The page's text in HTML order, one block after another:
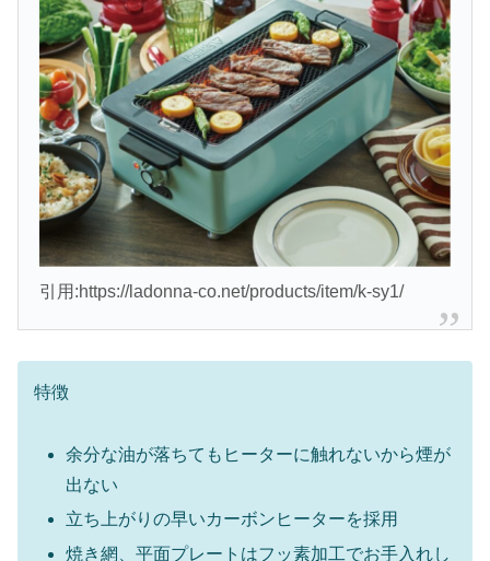
引用:https://ladonna-co.net/products/item/k-sy1/
特徴
余分な油が落ちてもヒーターに触れないから煙が
出ない
立ち上がりの早いカーボンヒーターを採用
焼き網、平面プレートはフッ素加工でお手入れし